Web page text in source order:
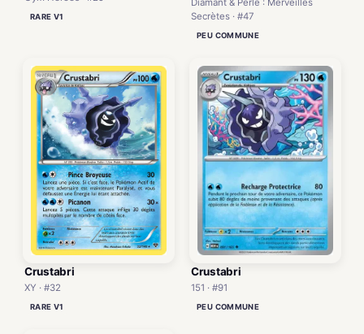
RARE V1
Diamant & Perle : Merveilles
Secrètes · #47
PEU COMMUNE
Crustabri
XY · #32
RARE V1
Crustabri
151 · #91
PEU COMMUNE